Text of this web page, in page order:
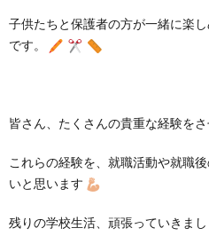
子供たちと保護者の方が一緒に楽
です。
皆さん、たくさんの貴重な経験を
これらの経験を、就職活動や就職
いと思います
残りの学校生活、頑張っていきまし